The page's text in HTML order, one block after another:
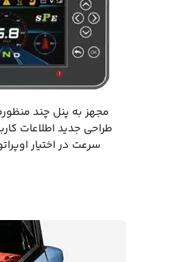
طراحی جدید اطلاعات
سرعت در اختیار